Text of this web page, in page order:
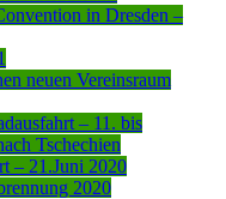
in Dresden –
neuen Vereinsraum
– 11. bis
Tschechien
– 21.Juni 2020
2020